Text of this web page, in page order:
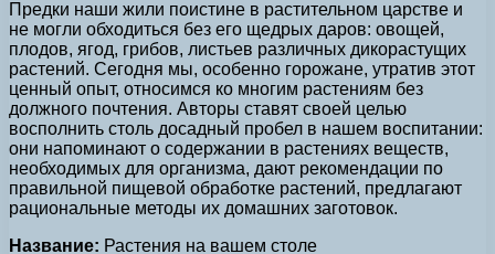
Предки наши жили поистине в растительном царстве и
не могли обходиться без его щедрых даров: овощей,
плодов, ягод, грибов, листьев различных дикорастущих
растений. Сегодня мы, особенно горожане, утратив этот
ценный опыт, относимся ко многим растениям без
должного почтения. Авторы ставят своей целью
восполнить столь досадный пробел в нашем воспитании:
они напоминают о содержании в растениях веществ,
необходимых для организма, дают рекомендации по
правильной пищевой обработке растений, предлагают
рациональные методы их домашних заготовок.
Название: Растения на вашем столе